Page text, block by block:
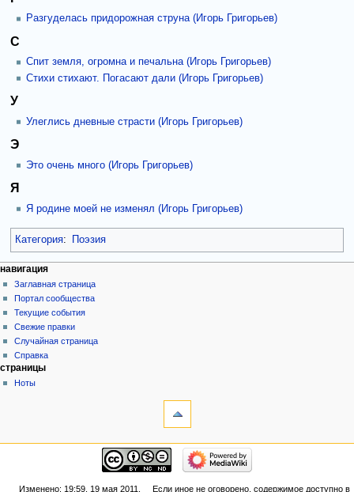
Разгуделась придорожная струна (Игорь Григорьев)
С
Спит земля, огромна и печальна (Игорь Григорьев)
Стихи стихают. Погасают дали (Игорь Григорьев)
У
Улеглись дневные страсти (Игорь Григорьев)
Э
Это очень много (Игорь Григорьев)
Я
Я родине моей не изменял (Игорь Григорьев)
Категория: Поэзия
навигация
Заглавная страница
Портал сообщества
Текущие события
Свежие правки
Случайная страница
Справка
страницы
Ноты
Изменено: 19:59, 19 мая 2011. Если иное не оговорено, содержимое доступно в